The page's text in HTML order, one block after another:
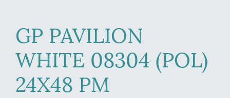
GP PAVILION
WHITE 08304 (POL)
24X48 PM